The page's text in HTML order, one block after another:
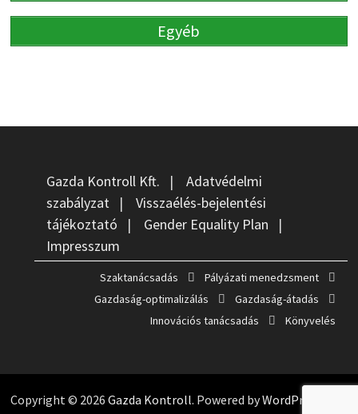
Egyéb
Gazda Kontroll Kft. | Adatvédelmi
szabályzat| Visszaélés-bejelentési
tájékoztató | Gender Equality Plan |
Impresszum
Szaktanácsadás
Pályázati menedzsment
Gazdaság-optimalizálás
Gazdaság-átadás
Innovációs tanácsadás
Könyvelés
Copyright © 2026 Gazda Kontroll. Powered byWordPress